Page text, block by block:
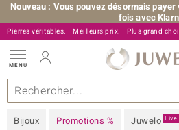
Nouveau : Vous pouvez désormais
fois avec
Pierres véritables. Meilleurs prix. Plus grand
+33 805 34 34 34
MENU
Bijoux Promotions % JuweloLive
Métal Précieux
Pierres préférées
Bon à savoir
BIJOU